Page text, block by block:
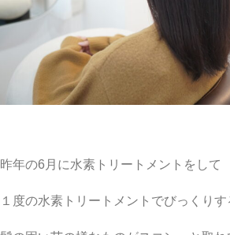
昨年の6月に水素トリートメントをして
１度の水素トリートメントでびっくりす